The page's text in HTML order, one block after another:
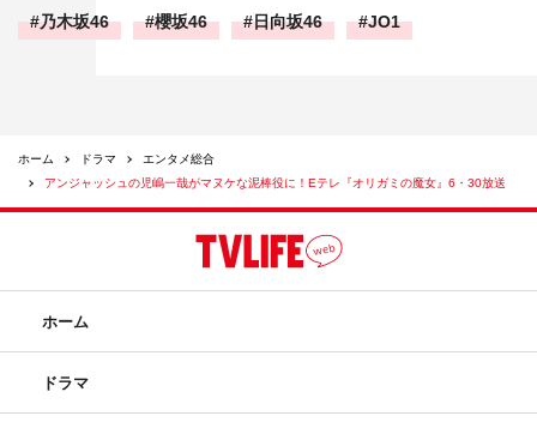
乃木坂46 櫻坂46 日向坂46 JO1
ホーム ドラマ
エンタメ総合
アンジャッシュの児嶋一哉がマヌケな泥棒役に！Eテレ『オリガミの魔女』6・30放送
ホーム
ドラマ